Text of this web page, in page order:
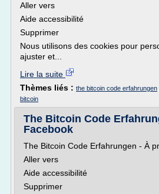
Aller vers
Aide accessibilité
Supprimer
Nous utilisons des cookies pour
ajuster et...
Lire la suite
Thèmes liés : the bitcoin code erfahrungen
bitcoin
The Bitcoin Code
Facebook
The Bitcoin Code Erfahrungen - À
Aller vers
Aide accessibilité
Supprimer